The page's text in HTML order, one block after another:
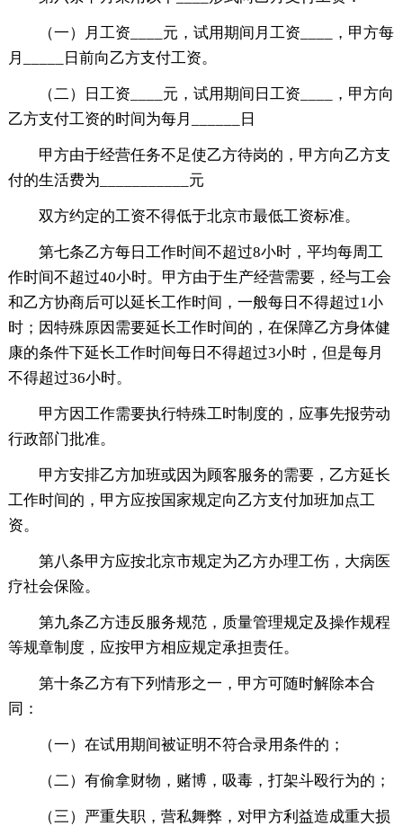
（一）月工资____元，试用期间月工资____，甲方每
月_____日前向乙方支付工资。
（二）日工资____元，试用期间日工资____，甲方向
乙方支付工资的时间为每月______日
甲方由于经营任务不足使乙方待岗的，甲方向乙方支
付的生活费为___________元
双方约定的工资不得低于北京市最低工资标准。
第七条乙方每日工作时间不超过8小时，平均每周工
作时间不超过40小时。甲方由于生产经营需要，经与工会
和乙方协商后可以延长工作时间，一般每日不得超过1小
时；因特殊原因需要延长工作时间的，在保障乙方身体健
康的条件下延长工作时间每日不得超过3小时，但是每月
不得超过36小时。
甲方因工作需要执行特殊工时制度的，应事先报劳动
行政部门批准。
甲方安排乙方加班或因为顾客服务的需要，乙方延长
工作时间的，甲方应按国家规定向乙方支付加班加点工
资。
第八条甲方应按北京市规定为乙方办理工伤，大病医
疗社会保险。
第九条乙方违反服务规范，质量管理规定及操作规程
等规章制度，应按甲方相应规定承担责任。
第十条乙方有下列情形之一，甲方可随时解除本合
同：
（一）在试用期间被证明不符合录用条件的；
（二）有偷拿财物，赌博，吸毒，打架斗殴行为的；
（三）严重失职，营私舞弊，对甲方利益造成重大损